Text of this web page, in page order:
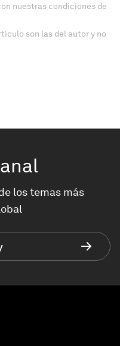
nuestras condiciones de
son las del autor y no
los temas más